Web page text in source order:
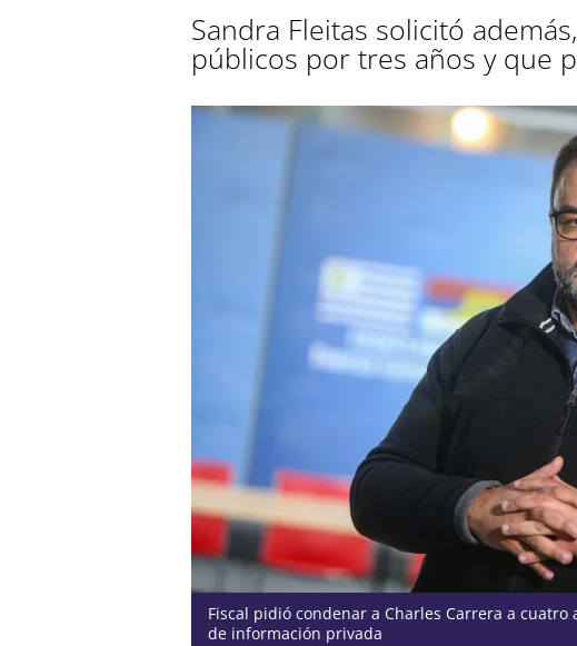
Sandra Fleitas solicitó
públicos por tres años y que
Fiscal pidió condenar a Charles Carrera a
de información privada